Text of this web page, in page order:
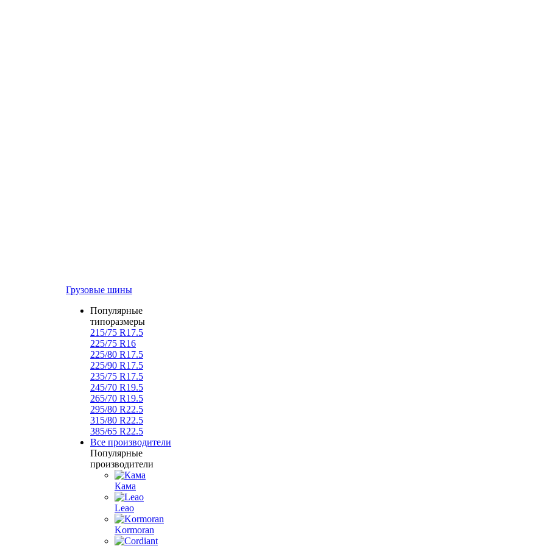
Грузовые шины
Популярные
типоразмеры
215/75 R17.5
225/75 R16
225/80 R17.5
225/90 R17.5
235/75 R17.5
245/70 R19.5
265/70 R19.5
295/80 R22.5
315/80 R22.5
385/65 R22.5
Все производители
Популярные
производители
Кама
Leao
Kormoran